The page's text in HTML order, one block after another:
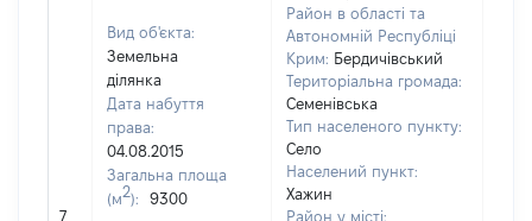
7
Вид об'єкта:
Земельна
ділянка
Дата набуття
права:
04.08.2015
Загальна площа
(м2):
9300
Район в області та
Автономній Республіці
Крим: Бердичівський
Територіальна громада:
Семенівська
Тип населеного пункту:
Село
Населений пункт:
Хажин
Район у місті: